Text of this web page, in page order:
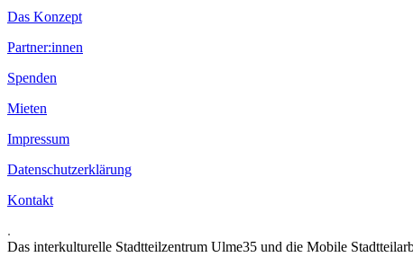
Das Konzept
Partner:innen
Spenden
Mieten
Impressum
Datenschutzerklärung
Kontakt
.
Das interkulturelle Stadtteilzentrum Ulme35 und die Mobile